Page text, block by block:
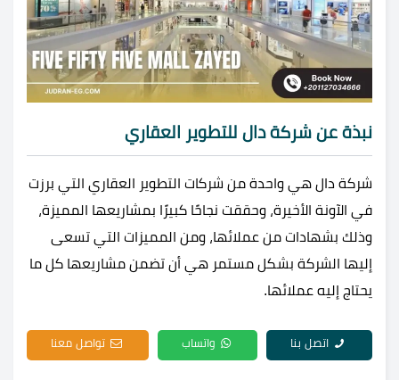
نبذة عن شركة دال للتطوير العقاري
شركة دال هي واحدة من شركات التطوير العقاري التي برزت
في الآونة الأخيرة، وحققت نجاحًا كبيرًا بمشاريعها المميزة،
وذلك بشهادات من عملائها، ومن المميزات التي تسعى
إليها الشركة بشكل مستمر هي أن تضمن مشاريعها كل ما
يحتاج إليه عملائها.
اتصل بنا واتساب تواصل معنا